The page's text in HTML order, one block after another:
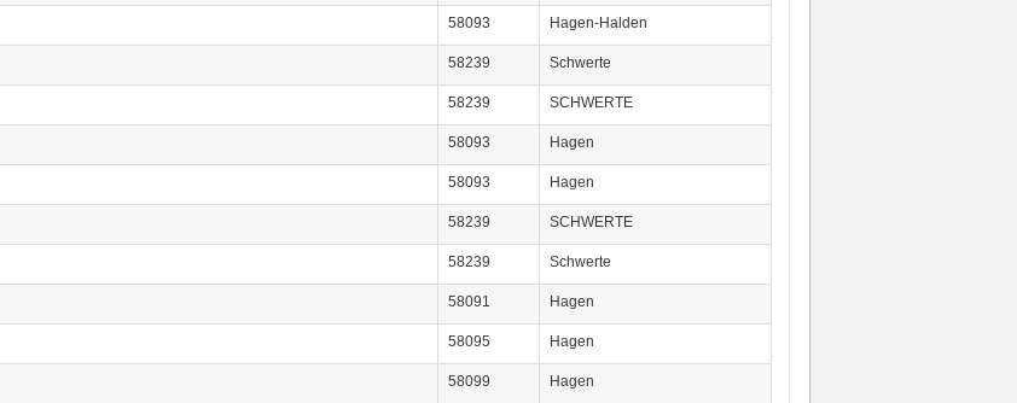
58093 Hagen-Halden
58239 Schwerte
58239 SCHWERTE
58093 Hagen
58093 Hagen
58239 SCHWERTE
58239 Schwerte
58091 Hagen
58095 Hagen
58099 Hagen